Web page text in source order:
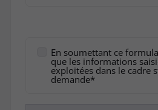
En soumettant ce
que les informations
exploitées dans le cadre
demande*